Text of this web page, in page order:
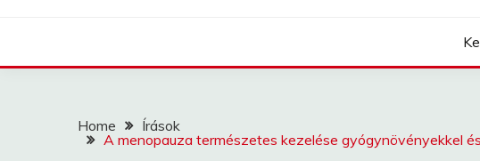
Home
Írások
A menopauza természetes kezelése gyógynövényekkel